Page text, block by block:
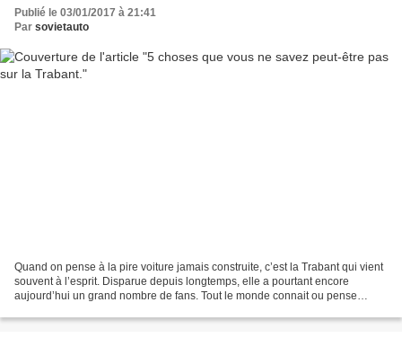
Publié le 03/01/2017 à 21:41
Par sovietauto
Quand on pense à la pire voiture jamais construite, c’est la Trabant qui vient
souvent à l’esprit. Disparue depuis longtemps, elle a pourtant encore
aujourd’hui un grand nombre de fans. Tout le monde connait ou pense